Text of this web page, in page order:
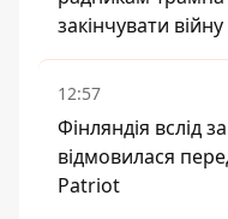
закінчувати
12:57
Фінляндія вслід
відмовилася
Patriot